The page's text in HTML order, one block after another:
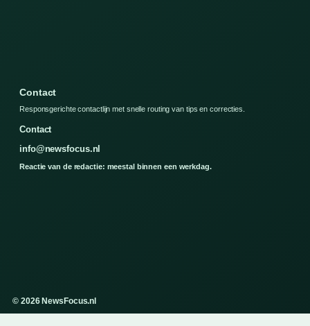
Contact
Responsgerichte contactlijn met snelle routing van tips en correcties.
Contact
info@newsfocus.nl
Reactie van de redactie: meestal binnen een werkdag.
© 2026 NewsFocus.nl